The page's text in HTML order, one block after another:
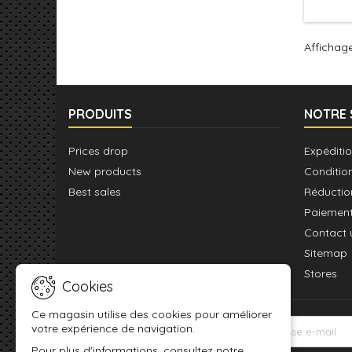
effet
PRODUITS
Prices drop
New products
Best sales
NOTRE
Contact
Sitemap
Stores
Cookies
Ce magasin utilise des cookies pour améliorer
votre expérience de navigation.
LETTRE D'INFORMATIONS